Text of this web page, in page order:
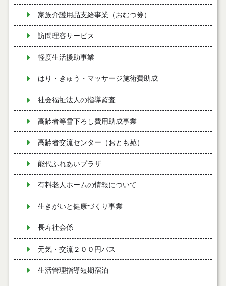
家族介護用品支給事業（おむつ券）
訪問理容サービス
軽度生活援助事業
はり・きゅう・マッサージ施術費助成
社会福祉法人の指導監査
高齢者等雪下ろし費用助成事業
高齢者交流センター（おとも苑）
能代ふれあいプラザ
有料老人ホームの情報について
生きがいと健康づくり事業
長寿社会係
元気・交流２００円バス
生活管理指導短期宿泊